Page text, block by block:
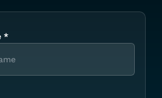
*